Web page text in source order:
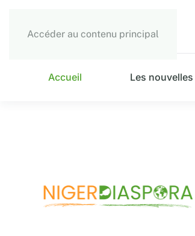
Accéder au contenu principal
Accueil Les